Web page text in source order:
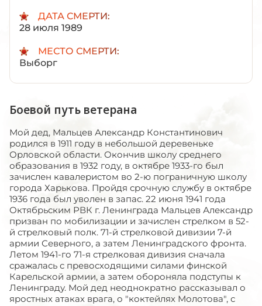
ДАТА СМЕРТИ:
28 июля 1989
МЕСТО СМЕРТИ:
Выборг
Боевой путь ветерана
Мой дед, Мальцев Александр Константинович
родился в 1911 году в небольшой деревеньке
Орловской области. Окончив школу среднего
образования в 1932 году, в октябре 1933-го был
зачислен кавалеристом во 2-ю пограничную школу
города Харькова. Пройдя срочную службу в октябре
1936 года был уволен в запас. 22 июня 1941 года
Октябрьским РВК г. Ленинграда Мальцев Александр
призван по мобилизации и зачислен стрелком в 52-
й стрелковый полк. 71-й стрелковой дивизии 7-й
армии Северного, а затем Ленинградского фронта.
Летом 1941-го 71-я стрелковая дивизия сначала
сражалась с превосходящими силами финской
Карельской армии, а затем обороняла подступы к
Ленинграду. Мой дед неоднократно рассказывал о
яростных атаках врага, о "коктейлях Молотова", с